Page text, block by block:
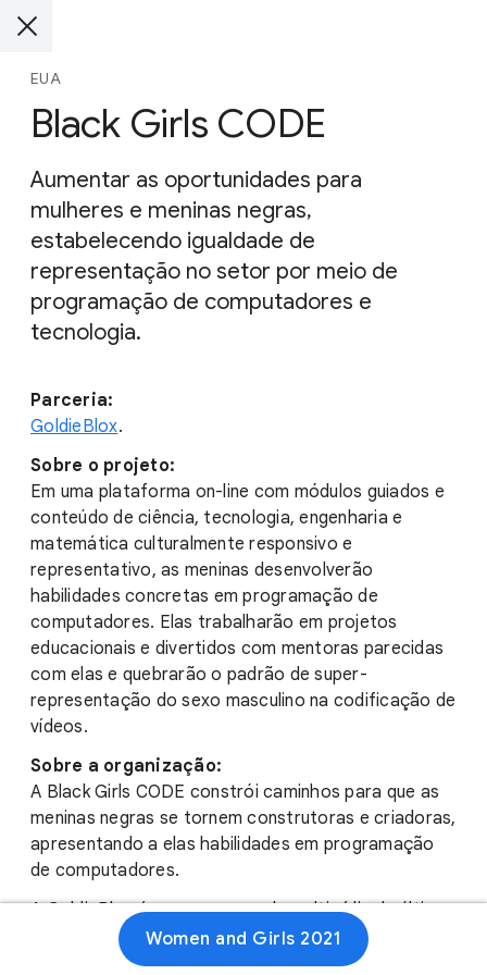
EUA
Black Girls CODE
Aumentar as oportunidades para
mulheres e meninas negras,
estabelecendo igualdade de
representação no setor por meio de
programação de computadores e
tecnologia.
Parceria:
GoldieBlox.
Sobre o projeto:
Em uma plataforma on-line com módulos guiados e
conteúdo de ciência, tecnologia, engenharia e
matemática culturalmente responsivo e
representativo, as meninas desenvolverão
habilidades concretas em programação de
computadores. Elas trabalharão em projetos
educacionais e divertidos com mentoras parecidas
com elas e quebrarão o padrão de super-
representação do sexo masculino na codificação de
vídeos.
Sobre a organização:
A Black Girls CODE constrói caminhos para que as
meninas negras se tornem construtoras e criadoras,
apresentando a elas habilidades em programação
de computadores.
A GoldieBlox é uma empresa de multimídia de última
geração para crianças e famílias. Ela desafia os
estereótipos de gênero com as primeiras
Women and Girls 2021